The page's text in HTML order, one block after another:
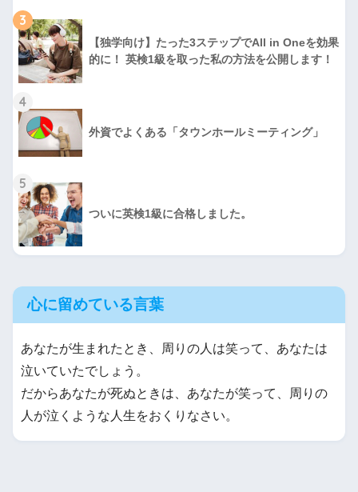
3
【独学向け】たった3ステップでAll in Oneを効果
的に！ 英検1級を取った私の方法を公開します！
4
外資でよくある「タウンホールミーティング」
5
ついに英検1級に合格しました。
心に留めている言葉
あなたが生まれたとき、周りの人は笑って、あなたは
泣いていたでしょう。
だからあなたが死ぬときは、あなたが笑って、周りの
人が泣くような人生をおくりなさい。